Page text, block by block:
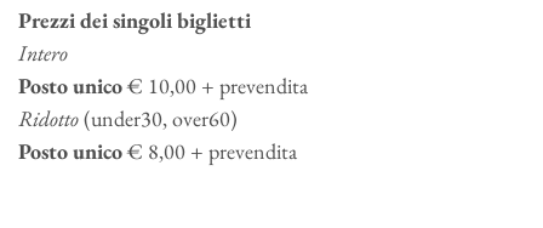
Prezzi dei singoli biglietti
Intero
Posto unico€ 10,00 + prevendita
Ridotto(under30, over60)
Posto unico€ 8,00 + prevendita